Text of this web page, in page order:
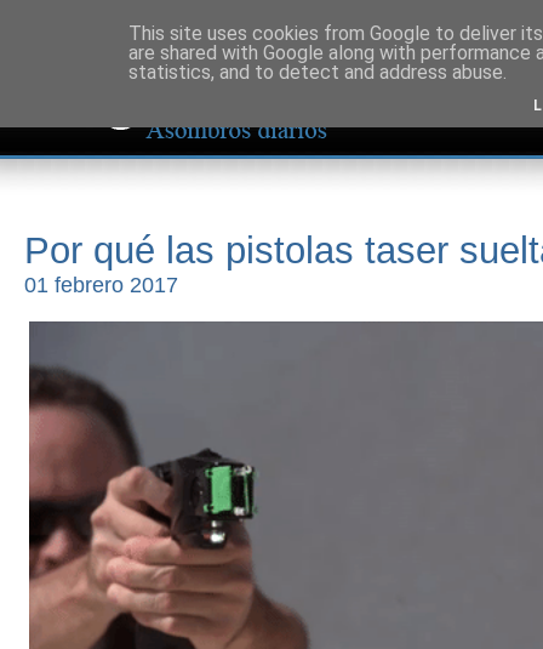
Por qué las pistolas taser
01 febrero 2017
This site uses cookies from Google to deliver
are shared with Google along with
statistics, and to detect and address abuse.